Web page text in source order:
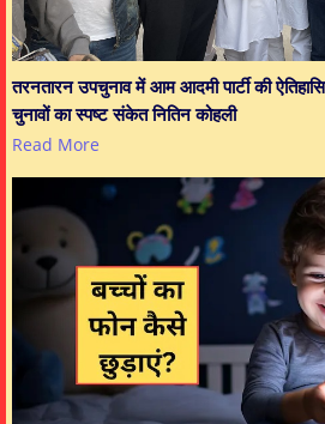
तरनतारन उपचुनाव में आम आदमी पार्टी की
चुनावों का स्पष्ट संकेत नितिन कोहली
Read More